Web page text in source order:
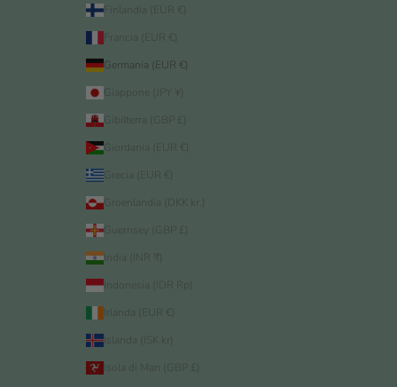
Finlandia (EUR €)
Francia (EUR €)
Germania (EUR €)
Giappone (JPY ¥)
Gibilterra (GBP £)
Giordania (EUR €)
Grecia (EUR €)
Groenlandia (DKK kr.)
Guernsey (GBP £)
India (INR ₹)
Indonesia (IDR Rp)
Irlanda (EUR €)
Islanda (ISK kr)
Isola di Man (GBP £)